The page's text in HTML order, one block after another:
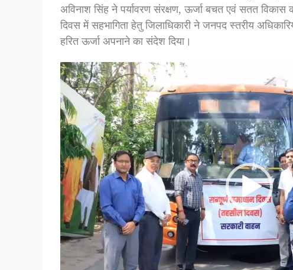
अविनाश सिंह ने पर्यावरण संरक्षण, ऊर्जा बचत एवं सतत
दिवस में सहभागिता हेतु जिलाधिकारी ने जनपद स्तरीय
हरित ऊर्जा अपनाने का संदेश दिया।
Video
Player